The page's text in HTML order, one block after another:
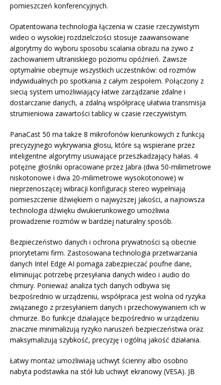
pomieszczeń konferencyjnych.
Opatentowana technologia łączenia w czasie rzeczywistym
wideo o wysokiej rozdzielczości stosuje zaawansowane
algorytmy do wyboru sposobu scalania obrazu na żywo z
zachowaniem ultraniskiego poziomu opóźnień. Zawsze
optymalnie obejmuje wszystkich uczestników: od rozmów
indywidualnych po spotkania z całym zespołem. Połączony z
siecią system umożliwiający łatwe zarządzanie zdalne i
dostarczanie danych, a zdalną współpracę ułatwia transmisja
strumieniowa zawartości tablicy w czasie rzeczywistym.
PanaCast 50 ma także 8 mikrofonów kierunkowych z funkcją
precyzyjnego wykrywania głosu, które są wspierane przez
inteligentne algorytmy usuwające przeszkadzający hałas. 4
potężne głośniki opracowane przez Jabra (dwa 50-milimetrowe
niskotonowe i dwa 20-milimetrowe wysokotonowe) w
nieprzenoszącej wibracji konfiguracji stereo wypełniają
pomieszczenie dźwiękiem o najwyższej jakości, a najnowsza
technologia dźwięku dwukierunkowego umożliwia
prowadzenie rozmów w bardziej naturalny sposób.
Bezpieczeństwo danych i ochrona prywatności są obecnie
priorytetami firm. Zastosowana technologia przetwarzania
danych Intel Edge AI pomaga zabezpieczać poufne dane,
eliminując potrzebę przesyłania danych wideo i audio do
chmury. Ponieważ analiza tych danych odbywa się
bezpośrednio w urządzeniu, współpraca jest wolna od ryzyka
związanego z przesyłaniem danych i przechowywaniem ich w
chmurze. Bo funkcje działające bezpośrednio w urządzeniu
znacznie minimalizują ryzyko naruszeń bezpieczeństwa oraz
maksymalizują szybkość, precyzję i ogólną jakość działania.
Łatwy montaż umożliwiają uchwyt ścienny albo osobno
nabyta podstawka na stół lub uchwyt ekranowy (VESA). JB